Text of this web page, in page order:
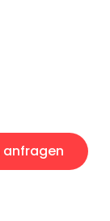
anfragen